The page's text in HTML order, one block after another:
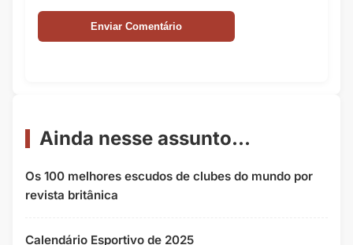
Ainda nesse assunto...
Os 100 melhores escudos de clubes do mundo por
revista britânica
Calendário Esportivo de 2025